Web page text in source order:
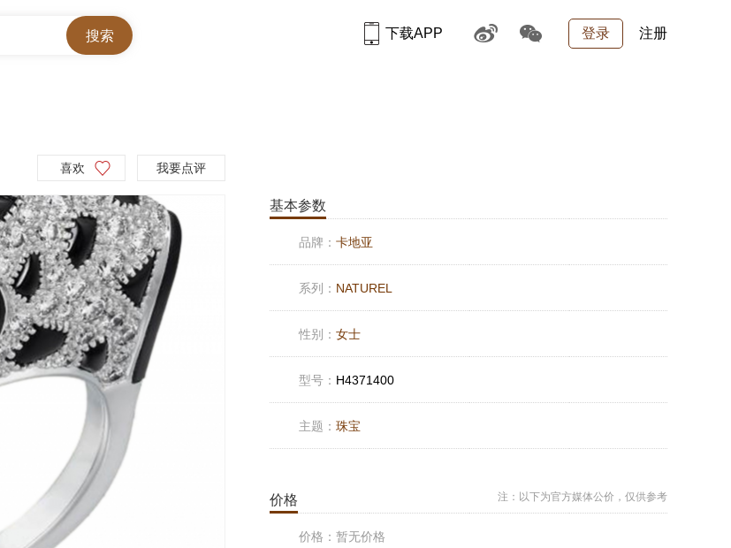
登录 注册
下载APP
喜欢 我要点评
基本参数
品牌： 卡地亚
系列： NATUREL
性别： 女士
型号： H4371400
主题： 珠宝
价格 注：以下为官方媒体公价，仅供参考
价格： 暂无价格